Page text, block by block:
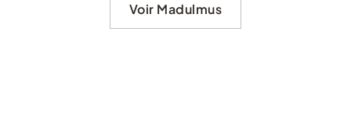
Voir Madulmus